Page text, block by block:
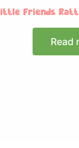
Friends
Read